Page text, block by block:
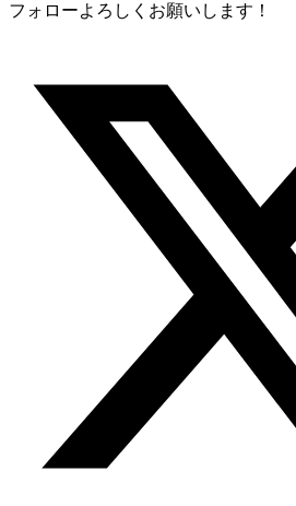
フォローよろしくお願いします！